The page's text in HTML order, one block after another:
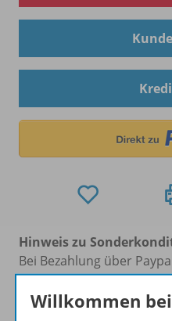
Hinweis zu
Bei Bezahlung über
keine Sonderkonditionen
Sie haben ein passendes
Willkommen